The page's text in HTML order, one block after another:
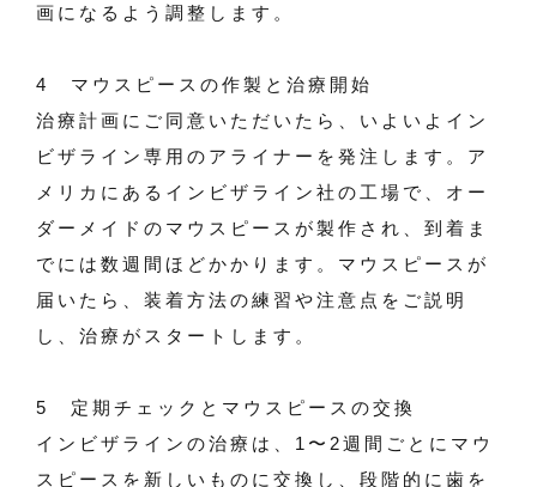
画になるよう調整します。
4 マウスピースの作製と治療開始
治療計画にご同意いただいたら、いよいよイン
ビザライン専用のアライナーを発注します。ア
メリカにあるインビザライン社の工場で、オー
ダーメイドのマウスピースが製作され、到着ま
でには数週間ほどかかります。マウスピースが
届いたら、装着方法の練習や注意点をご説明
し、治療がスタートします。
5 定期チェックとマウスピースの交換
インビザラインの治療は、1〜2週間ごとにマウ
スピースを新しいものに交換し、段階的に歯を